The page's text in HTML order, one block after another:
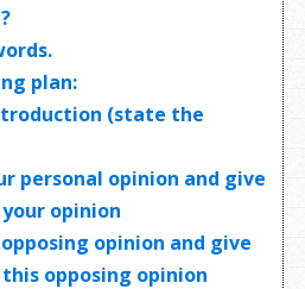
.
plan:
(state the
personal opinion and give
opinion
opinion and give
opposing opinion